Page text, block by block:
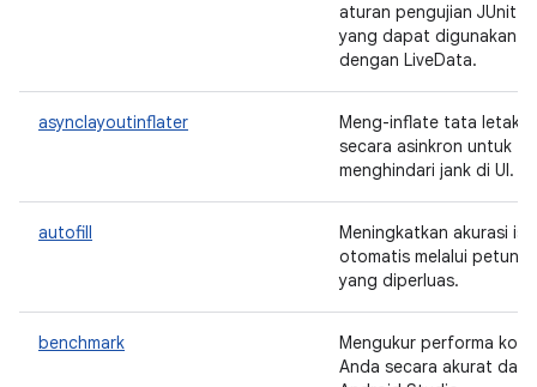
aturan pengujian JUnit
yang dapat digunakan
dengan LiveData.
asynclayoutinflater
Meng-inflate tata letak
secara asinkron untuk
menghindari jank di UI.
autofill
Meningkatkan akurasi isi
otomatis melalui
yang diperluas.
benchmark
Mengukur performa kode
Anda secara akurat